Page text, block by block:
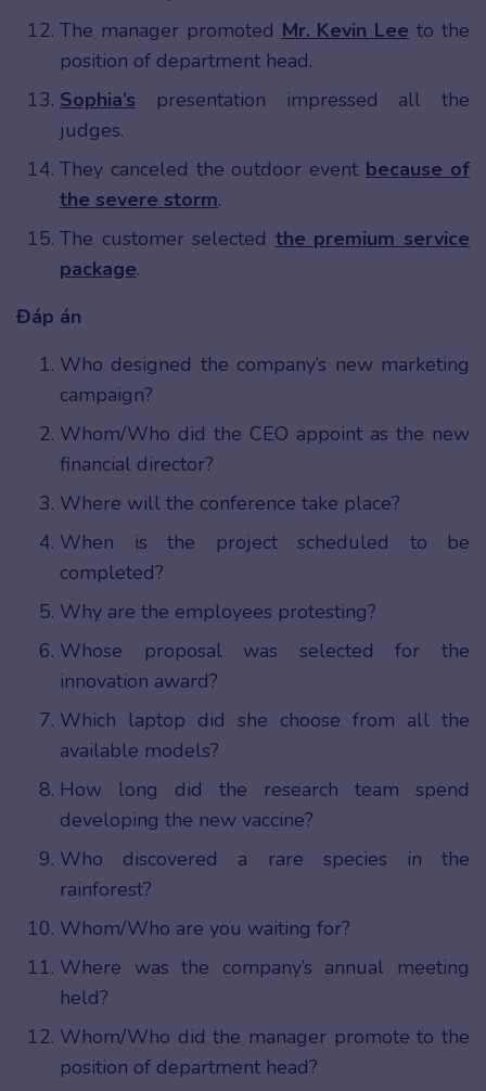
The manager promoted Mr. Kevin Lee to the
position of department head.
Sophia’s presentation impressed all the
judges.
They canceled the outdoor event because of
the severe storm.
The customer selected the premium service
package.
Đáp án
Who designed the company’s new marketing
campaign?
Whom/Who did the CEO appoint as the new
financial director?
Where will the conference take place?
When is the project scheduled to be
completed?
Why are the employees protesting?
Whose proposal was selected for the
innovation award?
Which laptop did she choose from all the
available models?
How long did the research team spend
developing the new vaccine?
Who discovered a rare species in the
rainforest?
Whom/Who are you waiting for?
Where was the company’s annual meeting
held?
Whom/Who did the manager promote to the
position of department head?